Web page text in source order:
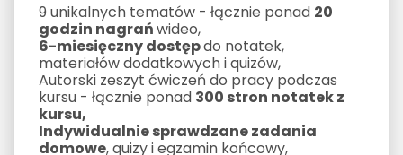
9 unikalnych tematów - łącznie ponad 20
godzin nagrańwideo,
6-miesięczny dostępdo notatek,
materiałów dodatkowych i quizów,
Autorski zeszyt ćwiczeń do pracy podczas
kursu - łącznie ponad 300 stron notatek z
kursu,
Indywidualnie sprawdzane zadania
domowe, quizy i egzamin końcowy,